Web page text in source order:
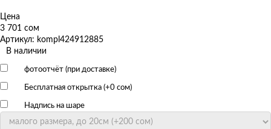
Цена
3 701 сом
Артикул: kompl424912885
В наличии
фотоотчёт (при доставке)
Бесплатная открытка (+0 сом)
Надпись на шаре